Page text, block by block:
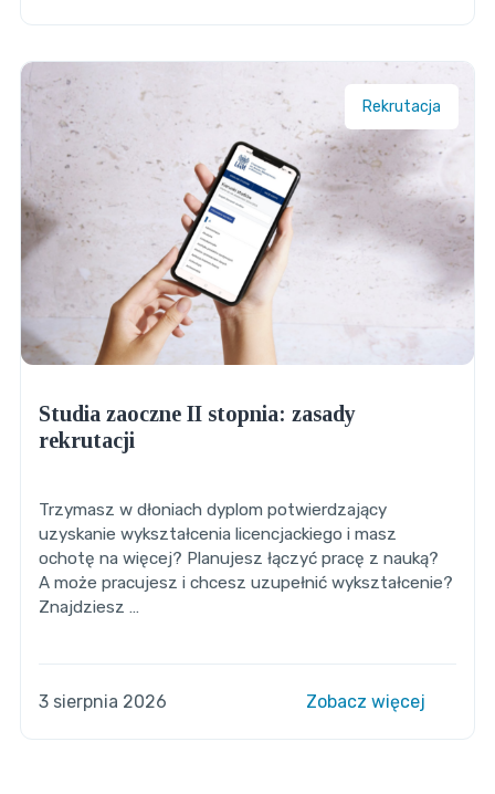
Rekrutacja
Studia zaoczne II stopnia: zasady
rekrutacji
Trzymasz w dłoniach dyplom potwierdzający
uzyskanie wykształcenia licencjackiego i masz
ochotę na więcej? Planujesz łączyć pracę z nauką?
A może pracujesz i chcesz uzupełnić wykształcenie?
Znajdziesz …
3 sierpnia 2026 Zobacz więcej